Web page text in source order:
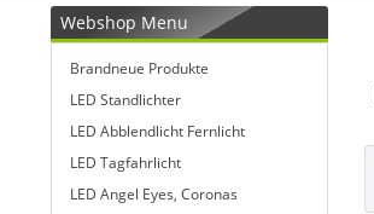
Webshop Menu
Brandneue Produkte
LED Standlichter
LED Abblendlicht Fernlicht
LED Tagfahrlicht
LED Angel Eyes, Coronas